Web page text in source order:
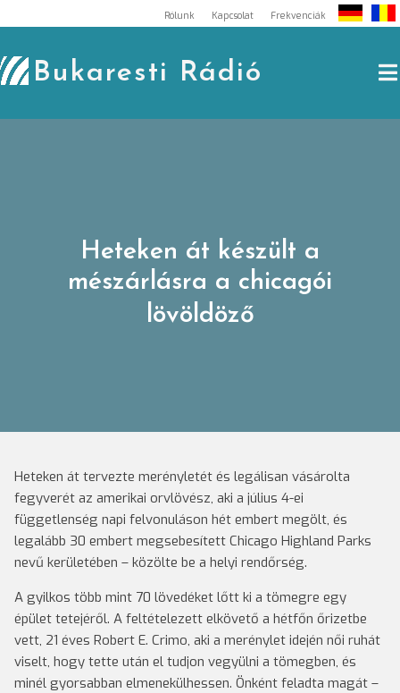
to
content
Rólunk Kapcsolat Frekvenciák
Bukaresti Rádió
Heteken át készült a
mészárlásra a chicagói
lövöldöző
Heteken át tervezte merényletét és legálisan vásárolta
fegyverét az amerikai orvlövész, aki a július 4-ei
függetlenség napi felvonuláson hét embert megölt, és
legalább 30 embert megsebesített Chicago Highland Parks
nevű kerületében – közölte be a helyi rendőrség.
A gyilkos több mint 70 lövedéket lőtt ki a tömegre egy
épület tetejéről. A feltételezett elkövető a hétfőn őrizetbe
vett, 21 éves Robert E. Crimo, aki a merénylet idején női ruhát
viselt, hogy tette után el tudjon vegyülni a tömegben, és
minél gyorsabban elmenekülhessen. Önként feladta magát –